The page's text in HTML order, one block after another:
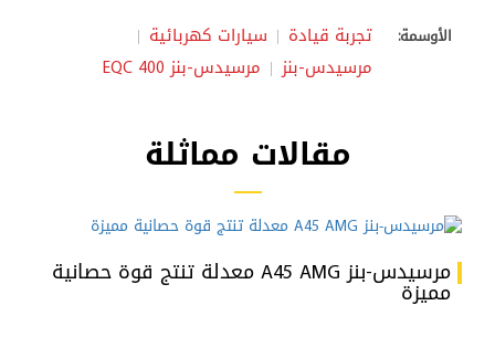
الأوسمة: تجربة قيادة
سيارات كهربائية
مرسيدس-بنز
مرسيدس-بنز 400 EQC
مقالات مماثلة
مرسيدس-بنز A45 AMG معدلة تنتج قوة حصانية
مميزة